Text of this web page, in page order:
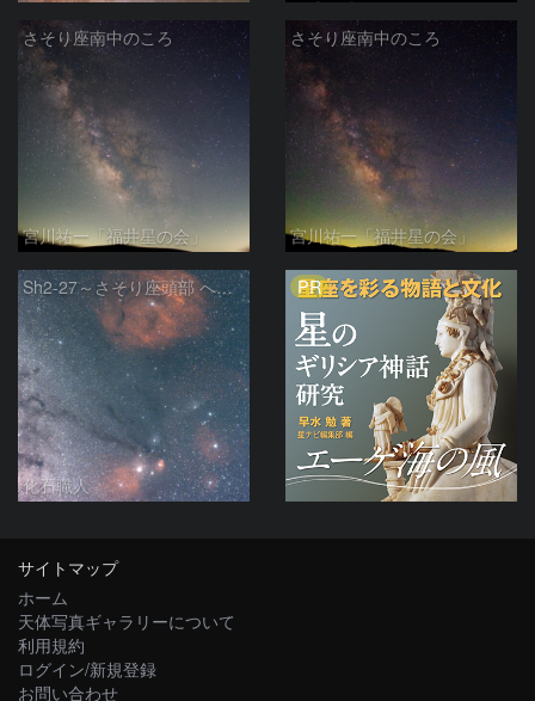
さそり座南中のころ
宮川祐一「福井星の会」
さそり座南中のころ
宮川祐一「福井星の会」
Sh2-27～さそり座頭部 へびつかい座 さそり座
化石職人
PR
サイトマップ
ホーム
天体写真ギャラリーについて
利用規約
ログイン/新規登録
お問い合わせ